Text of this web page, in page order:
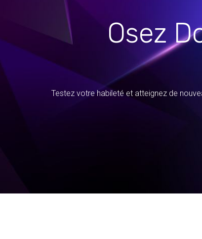
Osez
Testez votre habileté et atteignez de